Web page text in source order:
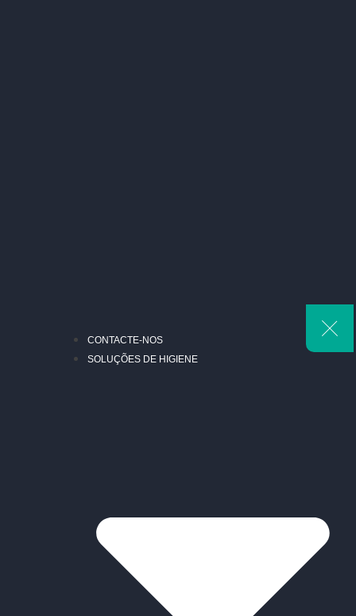
CONTACTE-NOS
SOLUÇÕES DE HIGIENE